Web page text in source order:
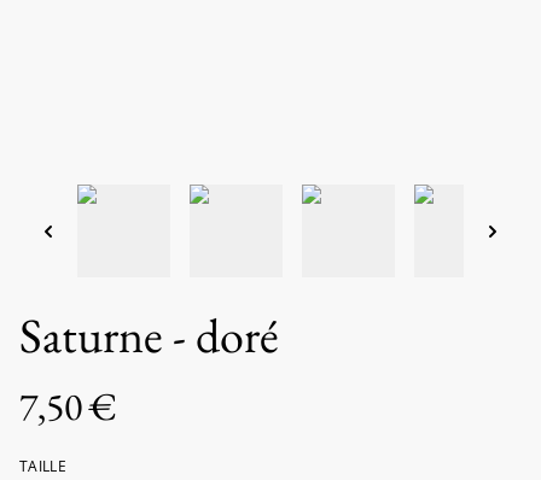
Saturne - doré
7,50 €
TAILLE